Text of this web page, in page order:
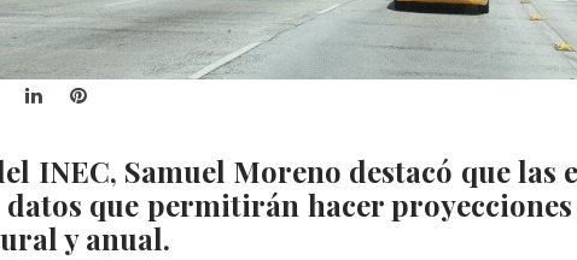
LinkedInPinterest
INEC, Samuel Moreno destacó que las
que permitirán hacer
y anual.